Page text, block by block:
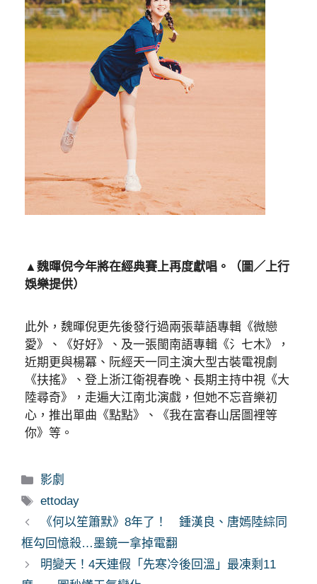
▲魏暉倪今年將在經典賽上再度獻唱。（圖／上行
娛樂提供）
此外，魏暉倪更先後發行過兩張華語專輯《微戀
愛》、《好好》、及一張閩南語專輯《氵七木》，
近期更與楊冪、阮經天一同主演大型古裝電視劇
《扶搖》、登上浙江衛視春晚、長期主持中視《大
陸尋奇》，走遍大江南北演戲，但她不忘音樂初
心，推出單曲《點點》、《我在富春山居圖裡等
你》等。
分
類
影劇
標
籤
ettoday
《何以笙簫默》8年了！ 鍾漢良、唐嫣陸綜同
框勾回憶殺…墨鏡一拿掉電翻
明變天！4天連假「先寒冷後回溫」最凍剩11